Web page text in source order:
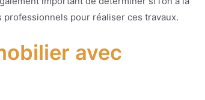
pour réaliser ces travaux.
avec